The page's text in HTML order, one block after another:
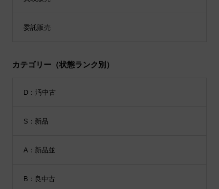
委託販売
カテゴリー（状態ランク別）
D：汚中古
S：新品
A：新品並
B：良中古